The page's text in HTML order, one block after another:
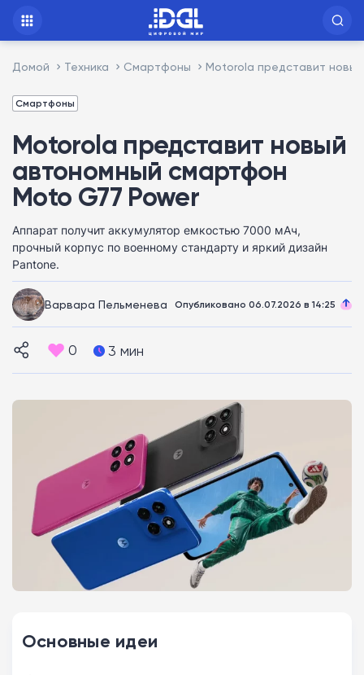
Домой Техника Смартфоны Motorola представит
Смартфоны
Motorola представит новый
автономный смартфон
Moto G77 Power
Аппарат получит аккумулятор емкостью 7000 мАч,
прочный корпус по военному стандарту и яркий дизайн
Pantone.
Варвара Пельменева Опубликовано 06.07.2026 в 14:25
0 3 мин
Основные идеи